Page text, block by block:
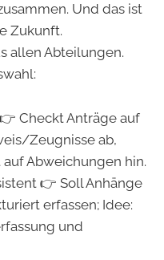
Und das ist
Zukunft.
allen Abteilungen.
Checkt Anträge auf
Zeugnisse ab,
Abweichungen hin.
👉 Soll Anhänge
erfassen; Idee:
und